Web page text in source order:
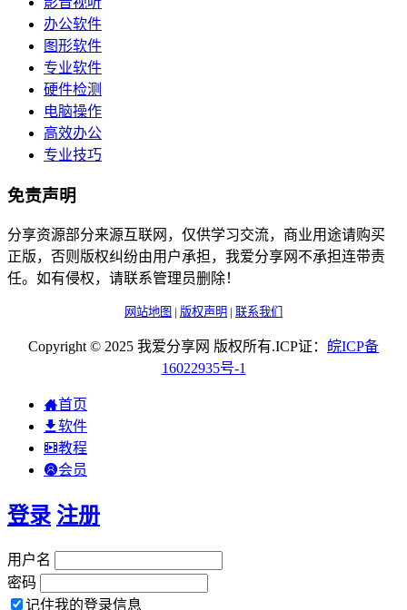
办公软件
图形软件
专业软件
硬件检测
电脑操作
高效办公
专业技巧
免责声明
分享资源部分来源互联网，仅供学习交流，商业用途请购买
正版，否则版权纠纷由用户承担，我爱分享网不承担连带责
任。如有侵权，请联系管理员删除！
网站地图 | 版权声明 | 联系我们
Copyright © 2025 我爱分享网 版权所有.ICP证： 皖ICP备
16022935号-1
首页
软件
教程
会员
登录 注册
用户名
密码
记住我的登录信息